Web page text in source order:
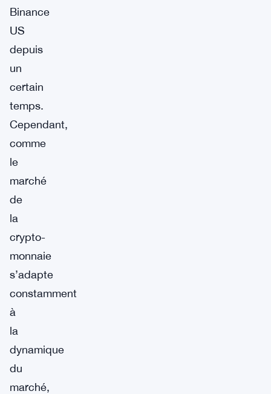
Binance
US
depuis
un
certain
temps.
Cependant,
comme
le
marché
de
la
crypto-
monnaie
s’adapte
constamment
à
la
dynamique
du
marché,